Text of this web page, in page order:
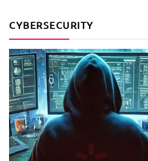
CYBERSECURITY